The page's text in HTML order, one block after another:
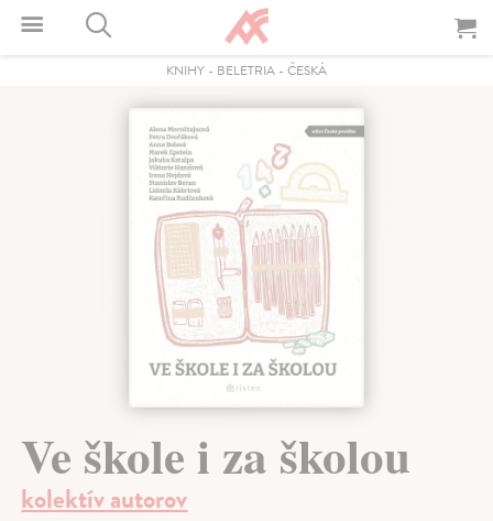
KNIHY - BELETRIA - ČESKÁ
Ve škole i za školou
kolektív autorov